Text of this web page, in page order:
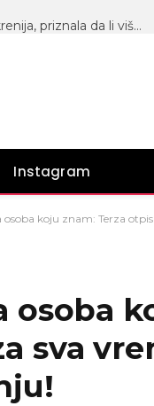
INSTA REŠETKA! Mina Vrbaški nikad iskrenija, priznala da li više voli Viktora od Mensura, pa otkrila šta će uraditi sa prstenom Aneli Ahmić (VIDEO)
Instagram
koju znam: Terza
osoba
sva